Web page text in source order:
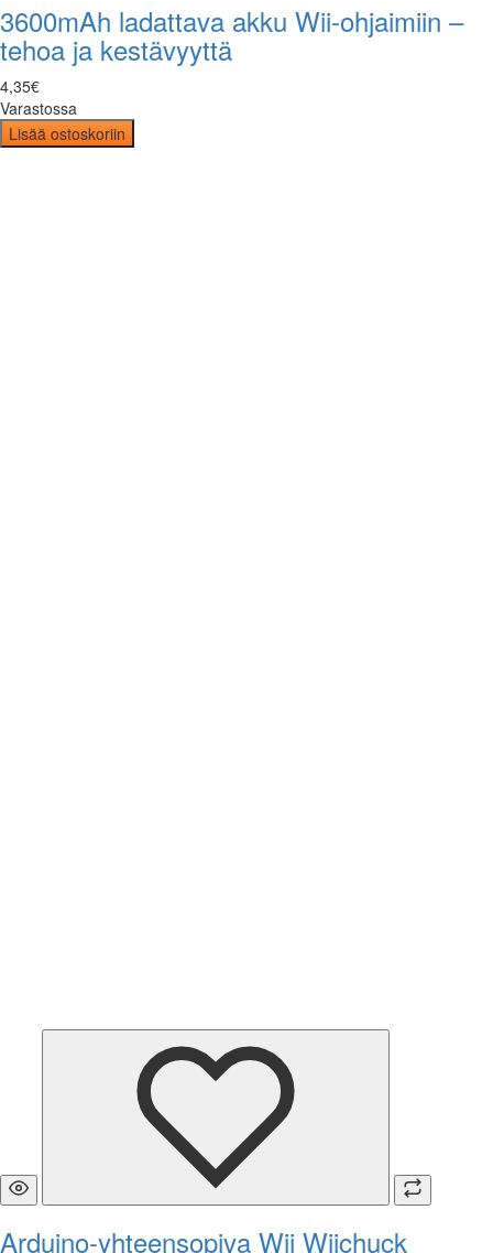
3600mAh ladattava akku Wii-ohjaimiin –
tehoa ja kestävyyttä
4,35€
Varastossa
Lisää ostoskoriin
Arduino-yhteensopiva Wii Wiichuck